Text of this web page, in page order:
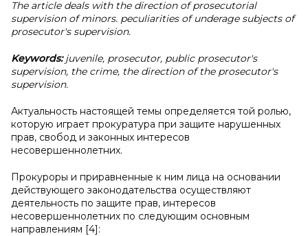
The article deals with the direction of prosecutorial
supervision of minors. peculiarities of underage subjects of
prosecutor's supervision.
Keywords:juvenile, prosecutor, public prosecutor's
supervision, the crime, the direction of the prosecutor's
supervision.
Актуальность настоящей темы определяется той ролью,
которую играет прокуратура при защите нарушенных
прав, свобод и законных интересов
несовершеннолетних.
Прокуроры и приравненные к ним лица на основании
действующего законодательства осуществляют
деятельность по защите прав, интересов
несовершеннолетних по следующим основным
направлениям [4]: